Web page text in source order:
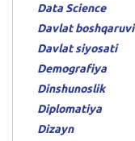
Data Science
Davlat boshqaruvi
Davlat siyosati
Demografiya
Dinshunoslik
Diplomatiya
Dizayn